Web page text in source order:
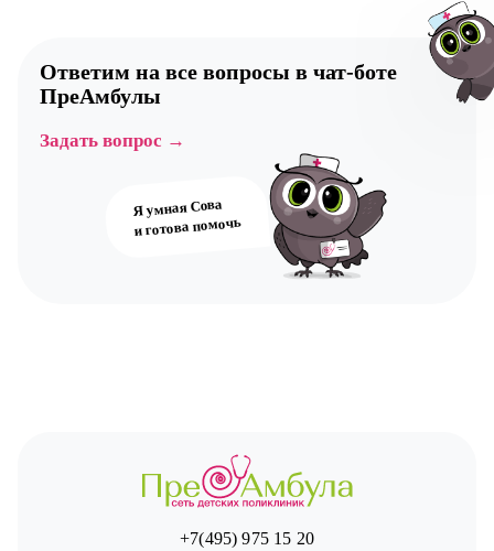
Ответим на все вопросы в чат-боте
ПреАмбулы
Задать вопрос →
Я умная Сова
и готова помочь
+7(495) 975 15 20